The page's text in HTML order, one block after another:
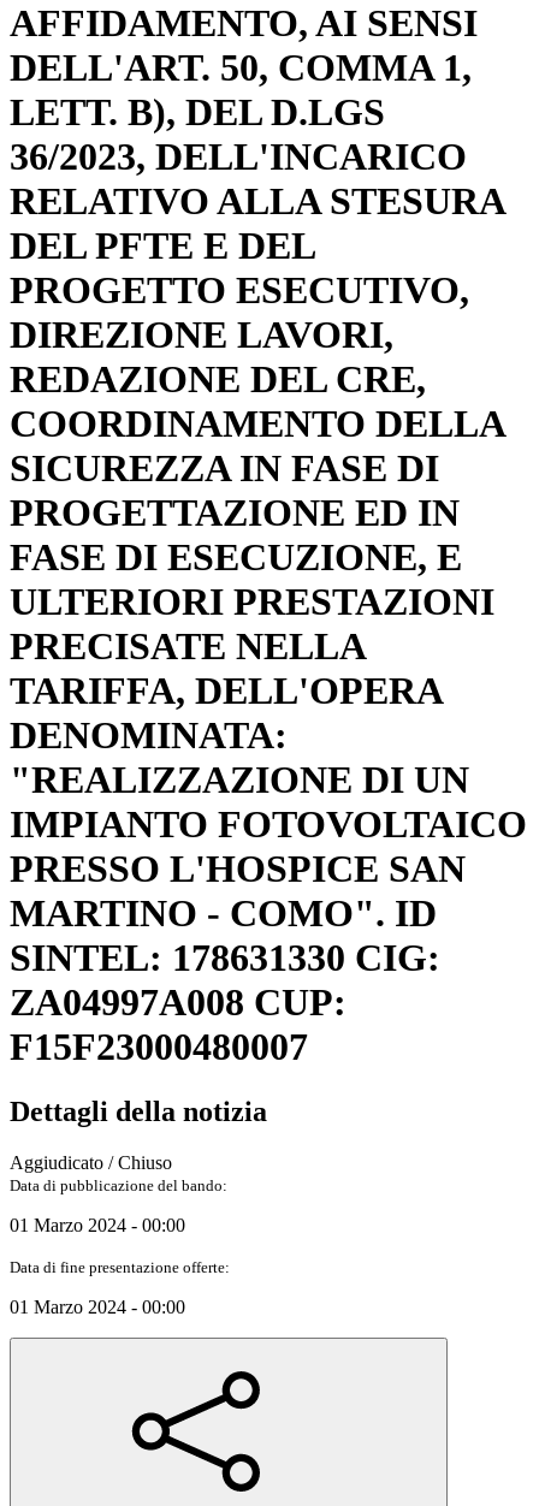
AFFIDAMENTO, AI SENSI
DELL'ART. 50, COMMA 1,
LETT. B), DEL D.LGS
36/2023, DELL'INCARICO
RELATIVO ALLA STESURA
DEL PFTE E DEL
PROGETTO ESECUTIVO,
DIREZIONE LAVORI,
REDAZIONE DEL CRE,
COORDINAMENTO DELLA
SICUREZZA IN FASE DI
PROGETTAZIONE ED IN
FASE DI ESECUZIONE, E
ULTERIORI PRESTAZIONI
PRECISATE NELLA
TARIFFA, DELL'OPERA
DENOMINATA:
"REALIZZAZIONE DI UN
IMPIANTO FOTOVOLTAICO
PRESSO L'HOSPICE SAN
MARTINO - COMO". ID
SINTEL: 178631330 CIG:
ZA04997A008 CUP:
F15F23000480007
Dettagli della notizia
Aggiudicato / Chiuso
Data di pubblicazione del bando:
01 Marzo 2024 - 00:00
Data di fine presentazione offerte:
01 Marzo 2024 - 00:00